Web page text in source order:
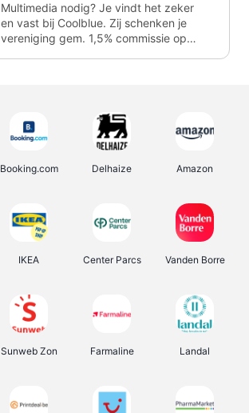
Multimedia nodig? Je vindt het zeker
en vast bij Coolblue. Zij schenken je
vereniging gem. 1,5% commissie op
Booking.com Delhaize Amazon
IKEA Center Parcs Vanden Borre
Sunweb Zon Farmaline Landal